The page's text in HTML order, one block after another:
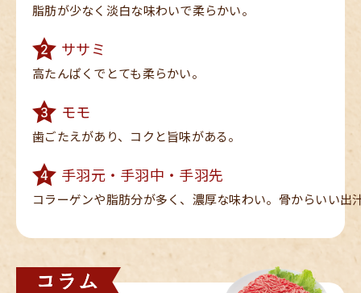
脂肪が少なく淡白な味わいで柔らかい。
ササミ
高たんぱくでとても柔らかい。
モモ
歯ごたえがあり、コクと旨味がある。
手羽元・手羽中・手羽先
コラーゲンや脂肪分が多く、 濃厚な味わい。骨からいい出